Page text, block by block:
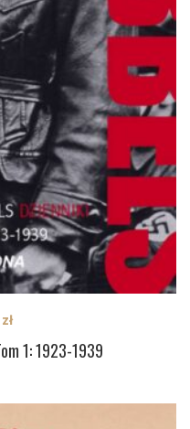
1: 1923-1939
zł